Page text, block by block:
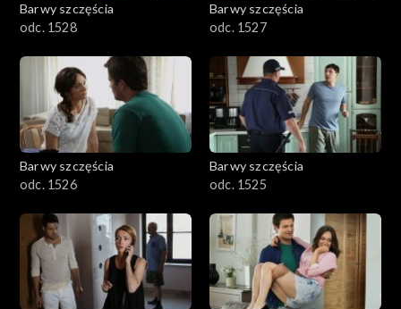
Barwy szczęścia
odc. 1528
Barwy szczęścia
odc. 1527
Barwy szczęścia
odc. 1526
Barwy szczęścia
odc. 1525